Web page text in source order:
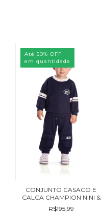
Até 50% OFF
em quantidade
CONJUNTO CASACO E
CALCA CHAMPION NINI &
BAMBINI
R$195,99